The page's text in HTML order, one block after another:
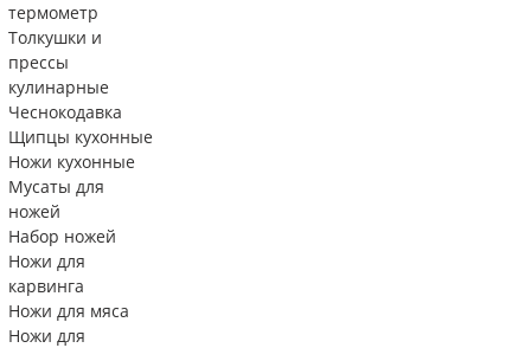
термометр
Толкушки и
прессы
кулинарные
Чеснокодавка
Щипцы кухонные
Ножи кухонные
Мусаты для
ножей
Набор ножей
Ножи для
карвинга
Ножи для мяса
Ножи для